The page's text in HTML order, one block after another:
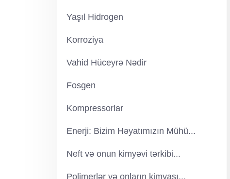
Yaşıl Hidrogen
Korroziya
Vahid Hüceyrə Nədir
Fosgen
Kompressorlar
Enerji: Bizim Həyatımızın Mühü...
Neft və onun kimyəvi tərkibi...
Polimerlər və onların kimyası...